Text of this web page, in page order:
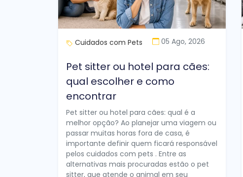
Cuidados com Pets 05 Ago, 2026
Pet sitter ou hotel para cães:
qual escolher e como
encontrar
Pet sitter ou hotel para cães: qual é a
melhor opção? Ao planejar uma viagem ou
passar muitas horas fora de casa, é
importante definir quem ficará responsável
pelos cuidados com pets . Entre as
alternativas mais procuradas estão o pet
sitter, que atende o animal em seu